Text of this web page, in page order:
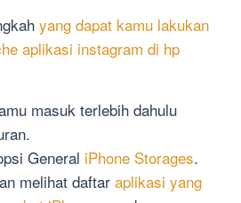
yang dapat kamu lakukan
aplikasi instagram di hp
masuk terlebih dahulu
General iPhone Storages.
melihat daftaraplikasi yang